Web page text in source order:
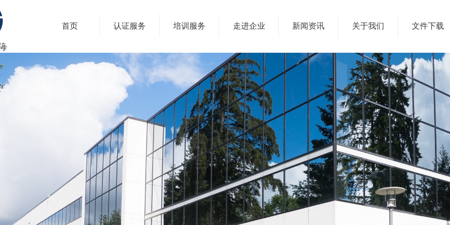
首页 认证服务 培训服务 走进企业 新闻资讯 关于我们 文件下载